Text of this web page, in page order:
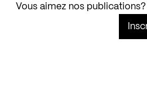
Vous aimez nos